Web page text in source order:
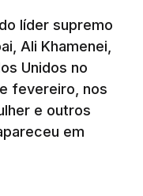
líder supremo
Ali Khamenei,
Unidos no
fevereiro, nos
e outros
em